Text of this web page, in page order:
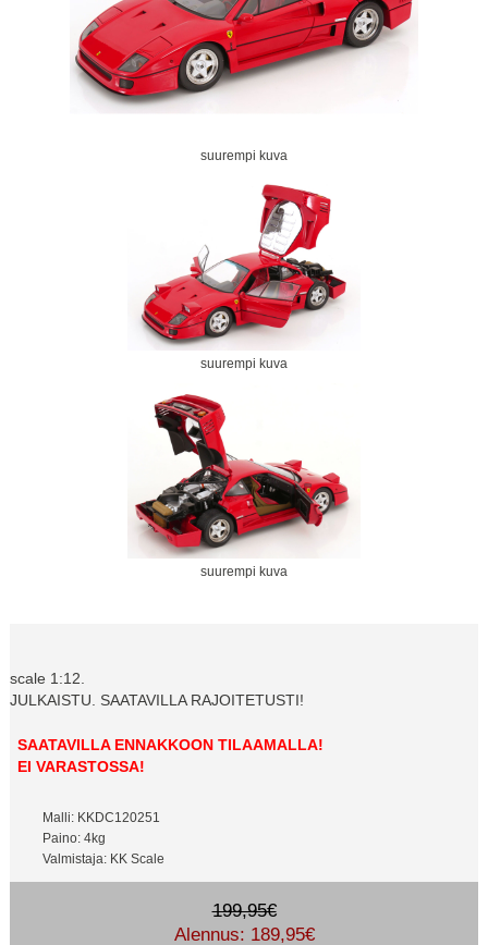
suurempi kuva
suurempi kuva
suurempi kuva
scale 1:12.
JULKAISTU. SAATAVILLA RAJOITETUSTI!
SAATAVILLA ENNAKKOON TILAAMALLA!
EI VARASTOSSA!
Malli: KKDC120251
Paino: 4kg
Valmistaja: KK Scale
199,95€
Alennus: 189,95€